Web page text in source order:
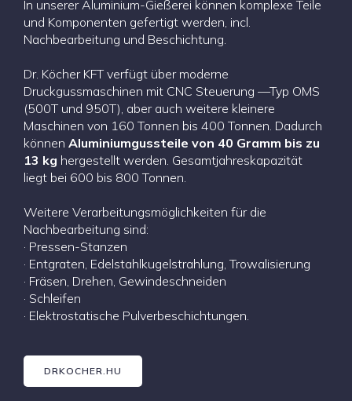
In unserer Aluminium-Gießerei können komplexe Teile
und Komponenten gefertigt werden, incl.
Nachbearbeitung und Beschichtung.
Dr. Köcher KFT verfügt über moderne
Druckgussmaschinen mit CNC Steuerung —Typ OMS
(500T und 950T), aber auch weitere kleinere
Maschinen von 160 Tonnen bis 400 Tonnen. Dadurch
können Aluminiumgussteile von 40 Gramm bis zu
13 kg hergestellt werden. Gesamtjahreskapazität
liegt bei 600 bis 800 Tonnen.
Weitere Verarbeitungsmöglichkeiten für die
Nachbearbeitung sind:
· Pressen-Stanzen
· Entgraten, Edelstahlkugelstrahlung, Trowalisierung
· Fräsen, Drehen, Gewindeschneiden
· Schleifen
· Elektrostatische Pulverbeschichtungen.
DRKOCHER.HU